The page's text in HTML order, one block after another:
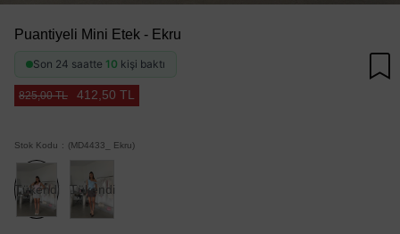
Puantiyeli Mini Etek - Ekru
Son 24 saatte 10 kişi baktı
825,00 TL 412,50 TL
Stok Kodu (MD4433_ Ekru)
Tükendi Tükendi